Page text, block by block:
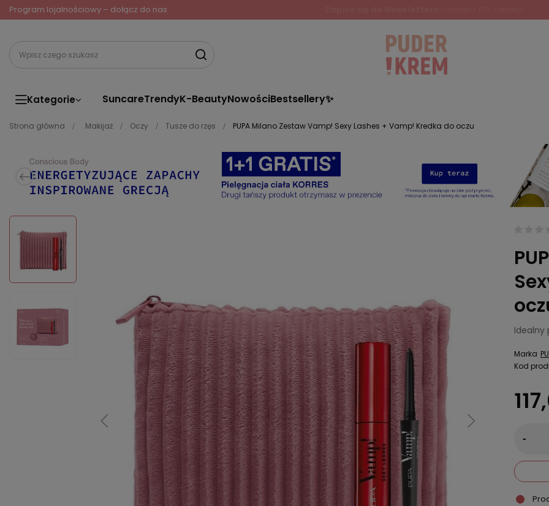
Program lojalnościowy – dołącz do nas
Kategorie SuncareTrendyK-BeautyNowościBestsellery✨
Strona główna Makijaż Oczy Tusze do rzęs PUPA Milano Zestaw Vamp! Sexy Lashes + Vamp! Kredka do oczu
Idealny
Marka
Kod
-